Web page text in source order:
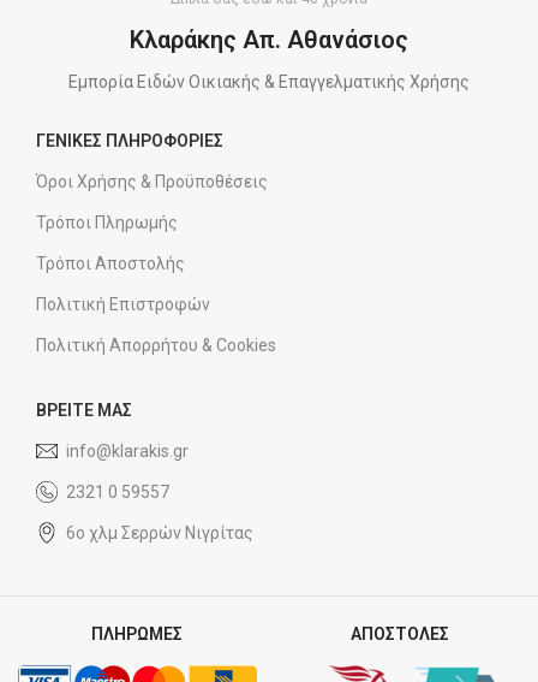
Κλαράκης Απ. Αθανάσιος
Εμπορία Ειδών Οικιακής & Επαγγελματικής Χρήσης
ΓΕΝΙΚΕΣ ΠΛΗΡΟΦΟΡΙΕΣ
Όροι Χρήσης & Προϋποθέσεις
Τρόποι Πληρωμής
Τρόποι Αποστολής
Πολιτική Επιστροφών
Πολιτική Απορρήτου & Cookies
ΒΡΕΙΤΕ ΜΑΣ
info@klarakis.gr
2321 0 59557
6ο χλμ Σερρών Νιγρίτας
ΠΛΗΡΩΜΕΣ ΑΠΟΣΤΟΛΕΣ